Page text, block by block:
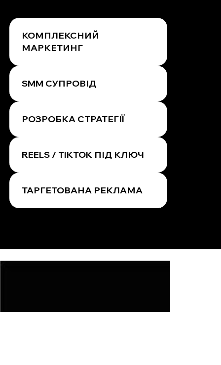
КОМПЛЕКСНИЙ
МАРКЕТИНГ
SMM СУПРОВІД
РОЗРОБКА СТРАТЕГІЇ
REELS / TIKTOK ПІД КЛЮЧ
ТАРГЕТОВАНА РЕКЛАМА